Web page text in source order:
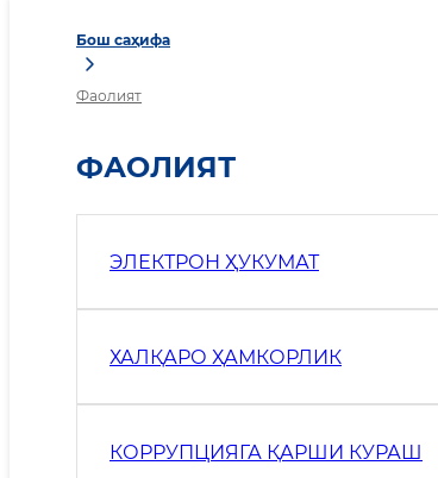
Бош саҳифа
Фаолият
ФАОЛИЯТ
ЭЛЕКТРОН ҲУКУМАТ
ХАЛҚАРО ҲАМКОРЛИК
КОРРУПЦИЯГА ҚАРШИ КУРАШ